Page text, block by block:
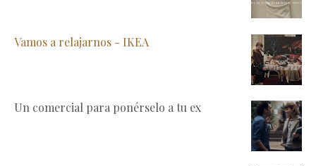
Vamos a relajarnos - IKEA
Un comercial para ponérselo a tu ex